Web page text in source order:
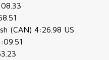
(CAN) 4:26.98 US